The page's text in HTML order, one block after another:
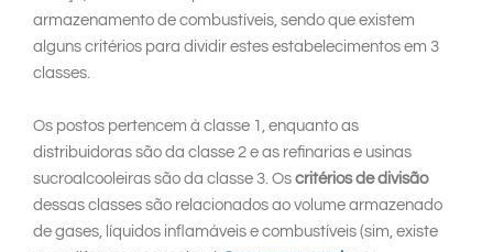
armazenamento de combustíveis, sendo que existem
alguns critérios para dividir estes estabelecimentos em 3
classes.
Os postos pertencem à classe 1, enquanto as
distribuidoras são da classe 2 e as refinarias e usinas
sucroalcooleiras são da classe 3. Os critérios de divisão
dessas classes são relacionados ao volume armazenado
de gases, líquidos inflamáveis e combustíveis (sim, existe